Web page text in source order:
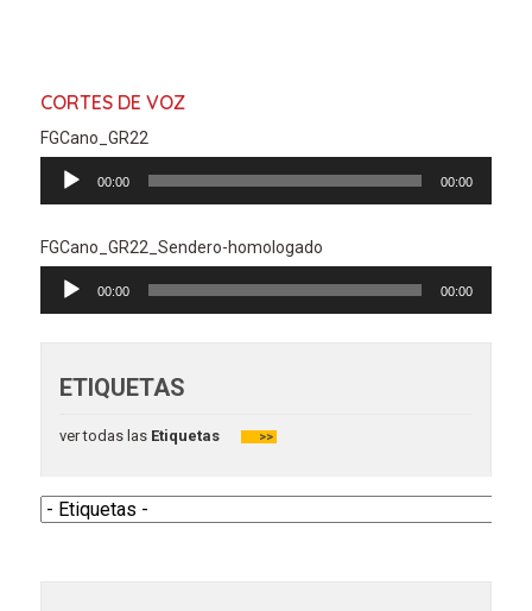
CORTES DE VOZ
FGCano_GR22
Reproductor
00:00 00:00
FGCano_GR22_Sendero-homologado
Reproductor
00:00 00:00
ETIQUETAS
ver todas las Etiquetas >>